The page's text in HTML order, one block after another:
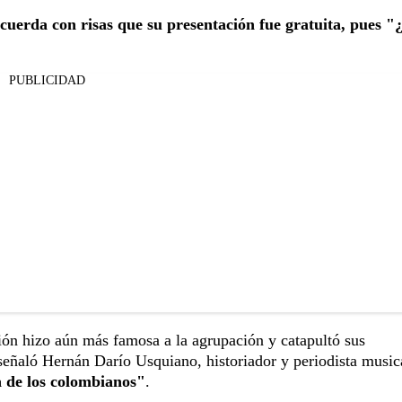
con risas que su presentación fue gratuita, pues
PUBLICIDAD
hizo aún más famosa a la agrupación y catapultó sus
Hernán Darío Usquiano, historiador y periodista
de los colombianos".